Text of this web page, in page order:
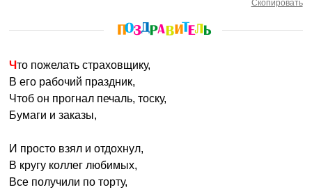
Скопировать
Что пожелать страховщику,
В его рабочий праздник,
Чтоб он прогнал печаль, тоску,
Бумаги и заказы,
И просто взял и отдохнул,
В кругу коллег любимых,
Все получили по торту,